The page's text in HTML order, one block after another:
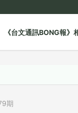
《台文通訊BONG報》
期